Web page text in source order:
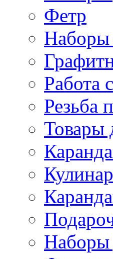
Фетр
Наборы
Работа
Резьба
Товары
Наборы